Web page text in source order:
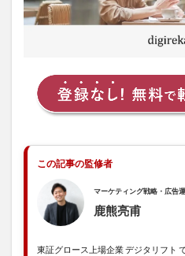
平均
と比
GO
判
3.1
悪い
評判
3.2
この記事の監修者
マーケティング戦略・広告
鹿熊亮甫
東証グロース上場企業 デジタリフト